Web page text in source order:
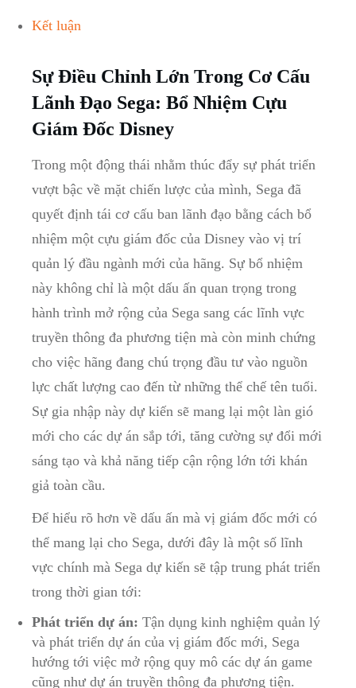
Kết‍ luận
Sự Điều⁢ Chỉnh Lớn Trong ⁤Cơ Cấu
Lãnh Đạo ⁣Sega: Bổ Nhiệm Cựu
Giám Đốc Disney
Trong⁢ một động thái nhằm ⁣thúc đẩy ⁢sự phát triển
vượt⁤ bậc về mặt chiến lược của​ mình, Sega đã
quyết định⁢ tái cơ cấu ban lãnh đạo bằng cách⁢ bổ
nhiệm một cựu giám đốc của Disney ‍vào vị trí
quản lý⁢ đầu ngành mới ⁤của hãng. ⁣Sự bổ nhiệm
này⁤ không⁢ chỉ‌ là một dấu ấn quan‍ trọng ⁣trong
‌hành trình mở rộng của Sega⁢ sang các⁤ lĩnh ⁢vực
truyền thông ⁣đa phương tiện mà còn minh chứng
cho việc ​hãng đang chú ⁤trọng đầu tư⁣ vào​ nguồn
lực chất ‍lượng cao đến từ⁢ những thể chế tên‌ tuổi.
Sự ‍gia nhập này dự ‍kiến⁤ sẽ mang lại một làn gió
mới cho ⁤các ⁢dự⁣ án sắp tới, tăng cường sự đổi mới
sáng tạo⁢ và khả​ năng tiếp cận‍ rộng lớn tới khán
giả toàn cầu.
Để hiểu rõ hơn về dấu ấn mà vị ⁢giám đốc mới có
thể mang lại cho Sega, dưới đây là một số ‌lĩnh
vực‌ chính mà Sega dự kiến‍ sẽ tập trung phát triển⁤
trong thời gian tới:
Phát triển dự⁢ án: Tận dụng kinh nghiệm quản ⁢lý
⁣và phát triển⁤ dự án của⁢ vị giám đốc mới, Sega⁢
hướng ‌tới ⁢việc‌ mở rộng quy ‌mô các ​dự ‍án game
cũng⁤ như dự án truyền ‌thông đa phương tiện.